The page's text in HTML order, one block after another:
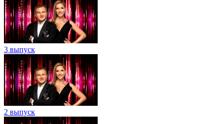
3 выпуск
2 выпуск